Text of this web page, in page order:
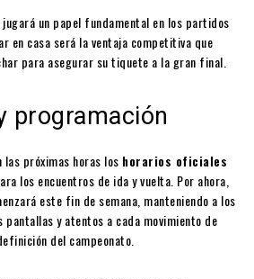
jugará un papel fundamental en los partidos
en casa será la ventaja competitiva que
para asegurar su tiquete a la gran final.
programación
próximas horas los horarios oficiales
los encuentros de ida y vuelta. Por ahora,
este fin de semana, manteniendo a los
pantallas y atentos a cada movimiento de
del campeonato.